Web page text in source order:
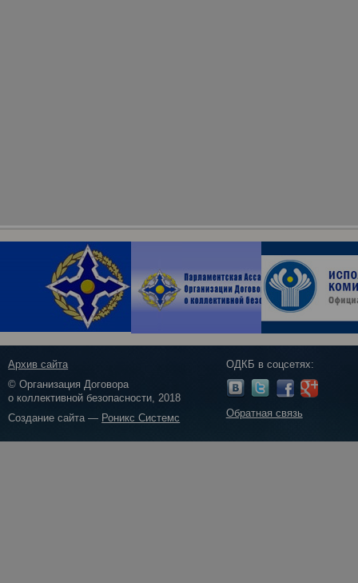
Архив сайта
© Организация Договора
о коллективной безопасности, 2018
Создание сайта — Роникс Системс
ОДКБ в соцсетях:
Обратная связь